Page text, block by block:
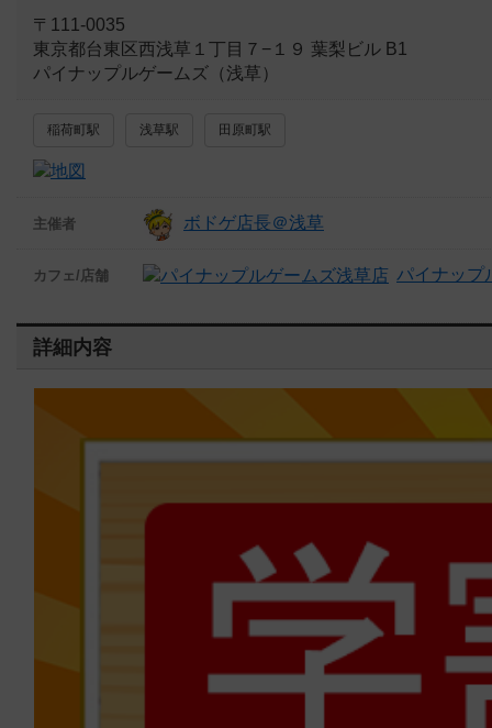
〒111-0035
東京都台東区西浅草１丁目７−１９ 葉梨ビル B1
パイナップルゲームズ（浅草）
稲荷町駅 浅草駅 田原町駅
主催者 ボドゲ店長＠浅草
カフェ/店舗 パイナップ
詳細内容